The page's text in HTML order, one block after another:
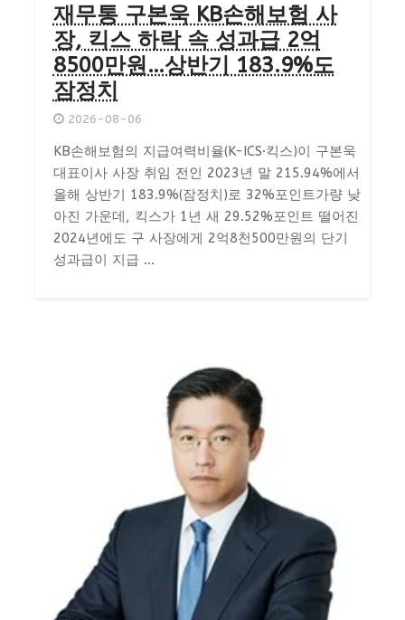
재무통 구본욱 KB손해보험 사
장, 킥스 하락 속 성과급 2억
8500만원…상반기 183.9%도
잠정치
2026-08-06
KB손해보험의 지급여력비율(K-ICS·킥스)이 구본욱
대표이사 사장 취임 전인 2023년 말 215.94%에서
올해 상반기 183.9%(잠정치)로 32%포인트가량 낮
아진 가운데, 킥스가 1년 새 29.52%포인트 떨어진
2024년에도 구 사장에게 2억8천500만원의 단기
성과급이 지급 ...